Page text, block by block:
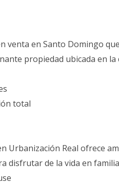
venta en Santo Domingo
propiedad ubicada en la
total
Urbanización Real ofrece
disfrutar de la vida en